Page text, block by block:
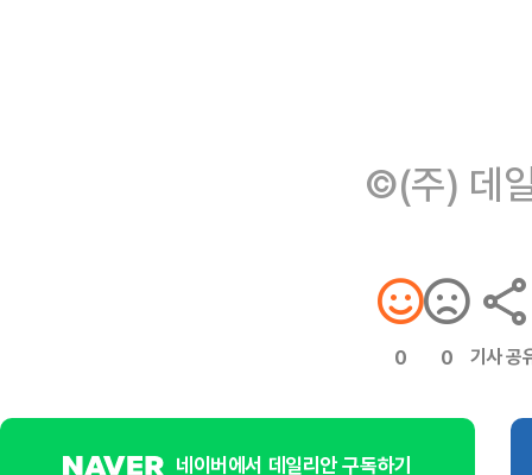
©(주) 데
0 0 기사 공
네이버에서 데일리안 구독하기